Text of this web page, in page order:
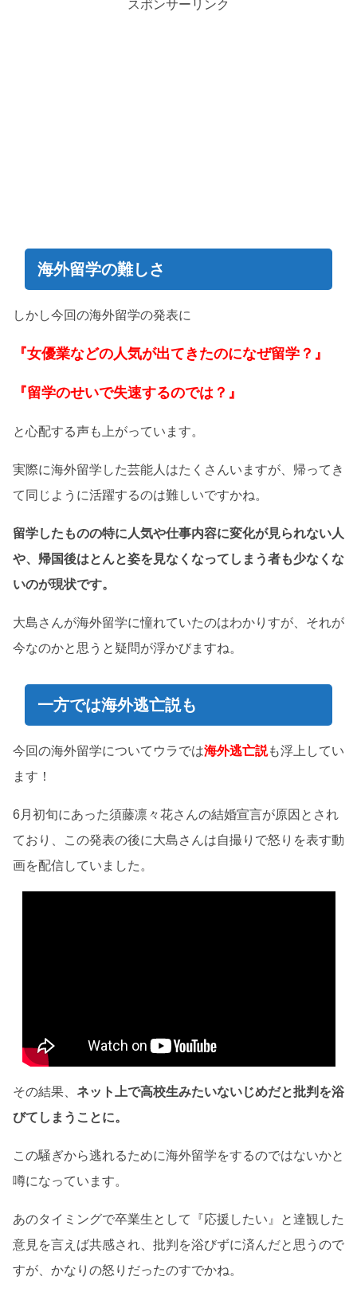
スポンサーリンク
海外留学の難しさ
しかし今回の海外留学の発表に
『女優業などの人気が出てきたのになぜ留学？』
『留学のせいで失速するのでは？』
と心配する声も上がっています。
実際に海外留学した芸能人はたくさんいますが、帰ってき
て同じように活躍するのは難しいですかね。
留学したものの特に人気や仕事内容に変化が見られない人
や、帰国後はとんと姿を見なくなってしまう者も少なくな
いのが現状です。
大島さんが海外留学に憧れていたのはわかりすが、それが
今なのかと思うと疑問が浮かびますね。
一方では海外逃亡説も
今回の海外留学についてウラでは海外逃亡説も浮上してい
ます！
6月初旬にあった須藤凛々花さんの結婚宣言が原因とされ
ており、この発表の後に大島さんは自撮りで怒りを表す動
画を配信していました。
その結果、 ネット上で高校生みたいないじめだと批判を浴
びてしまうことに。
この騒ぎから逃れるために海外留学をするのではないかと
噂になっています。
あのタイミングで卒業生として『応援したい』と達観した
意見を言えば共感され、批判を浴びずに済んだと思うので
すが、かなりの怒りだったのすでかね。